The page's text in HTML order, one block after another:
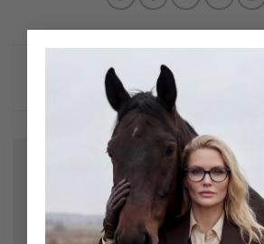
Bir yanıt yazın
E-posta adresiniz yayınlanmayacak.
ile işaretlenmişlerdir